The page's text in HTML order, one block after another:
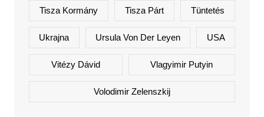
Tisza Kormány Tisza Párt Tüntetés
Ukrajna Ursula Von Der Leyen USA
Vitézy Dávid Vlagyimir Putyin
Volodimir Zelenszkij